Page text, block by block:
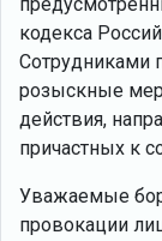
кодекса
Сотрудниками
розыскные
действия,
причастных к
Уважаемые
провокации